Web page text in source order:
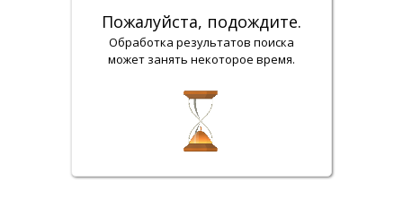
Пожалуйста, подождите.
Обработка результатов поиска
может занять некоторое время.